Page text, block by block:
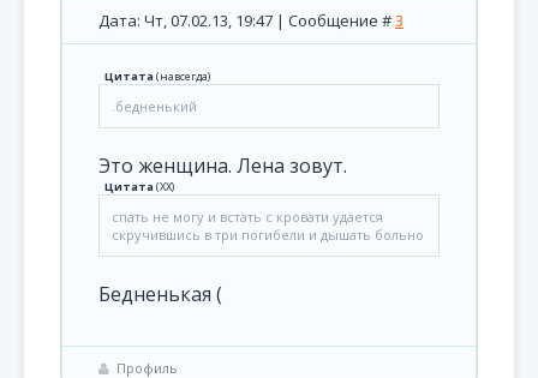
Дата: Чт, 07.02.13, 19:47 | Сообщение #3
Цитата(навсегда)
.бедненький
Это женщина. Лена зовут.
Цитата(XX)
спать не могу и встать с кровати удается
скручившись в три погибели и дышать больно
Бедненькая (
Профиль